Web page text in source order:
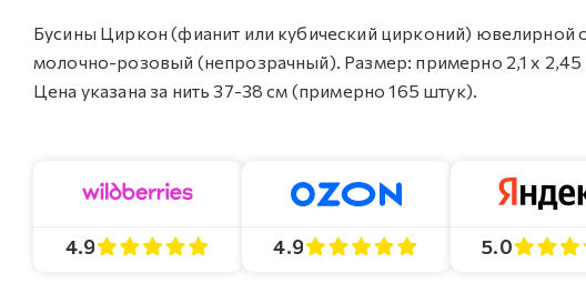
Бусины Циркон (фианит или кубический цирконий) ювелирной
молочно-розовый (непрозрачный). Размер: примерно 2,1 x
Цена указана за нить 37-38 см (примерно 165 штук).
4.9 4.9 5.0